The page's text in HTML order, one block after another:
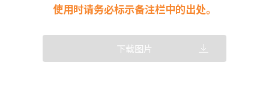
使用时请务必标示备注栏中的出处。
下载图片